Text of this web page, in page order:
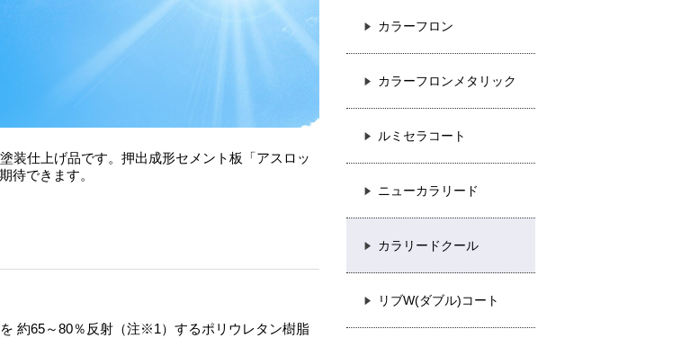
カラーフロン
カラーフロンメタリック
ルミセラコート
ニューカラリード
カラリードクール
リブW(ダブル)コート
装仕上げ品です。押出成形セメント板「アスロッ
待できます。
約65～80％反射（注※1）するポリウレタン樹脂